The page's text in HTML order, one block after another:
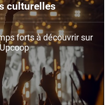
culturelles
forts à découvrir sur